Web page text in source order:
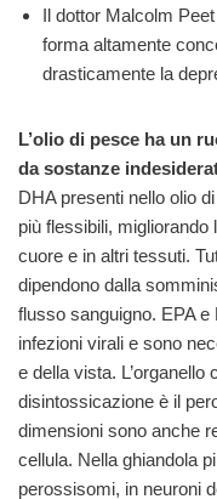
Il dottor Malcolm
forma altamente
drasticamente la
L’olio di pesce ha un
da sostanze
DHA presenti nello olio
più flessibili,
cuore e in altri tessuti.
dipendono dalla
flusso sanguigno. EPA
infezioni virali e sono
e della vista. L’organello
disintossicazione è il
dimensioni sono anche
cellula. Nella ghiandola
perossisomi, in neuroni